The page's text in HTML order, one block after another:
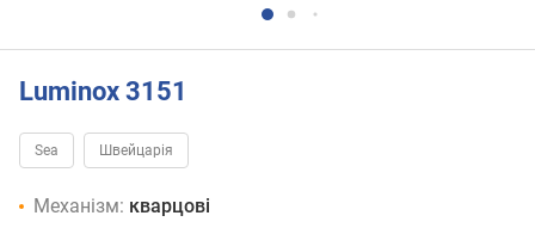
Luminox 3151
Sea Швейцарія
Механізм: кварцові